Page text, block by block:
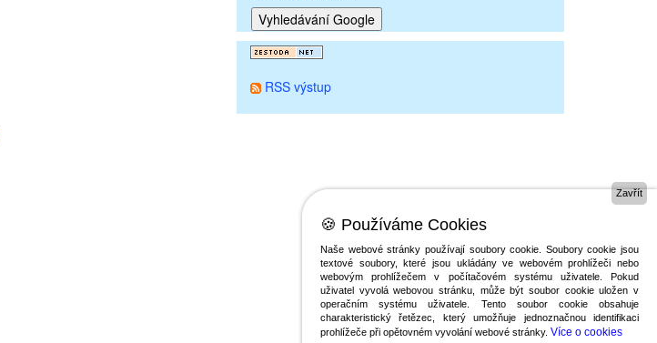
RSS výstup
Zavřít
🍪 Používáme Cookies
Naše webové stránky používají soubory cookie. Soubory cookie jsou
textové soubory, které jsou ukládány ve webovém prohlížeči nebo
webovým prohlížečem v počítačovém systému uživatele. Pokud
uživatel vyvolá webovou stránku, může být soubor cookie uložen v
operačním systému uživatele. Tento soubor cookie obsahuje
charakteristický řetězec, který umožňuje jednoznačnou identifikaci
prohlížeče při opětovném vyvolání webové stránky. Více o cookies